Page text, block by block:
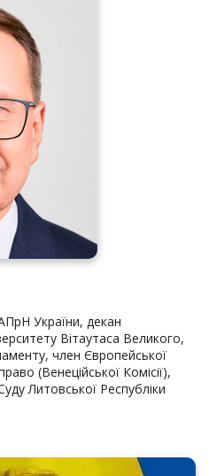
України, декан
Вітаутаса Великого,
член Європейської
(Венеційської Комісії),
Литовської Республіки